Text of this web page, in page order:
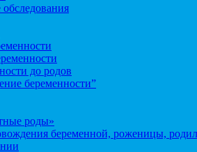
до родов
беременности”
роды»
беременной, роженицы,